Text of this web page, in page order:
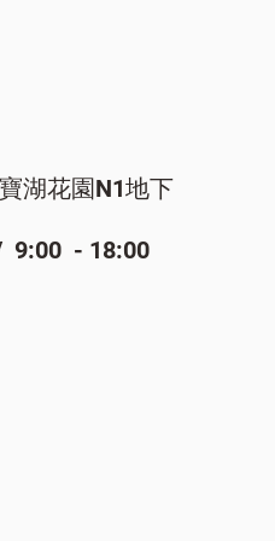
湖花園N1地下
9:00 - 18:00​